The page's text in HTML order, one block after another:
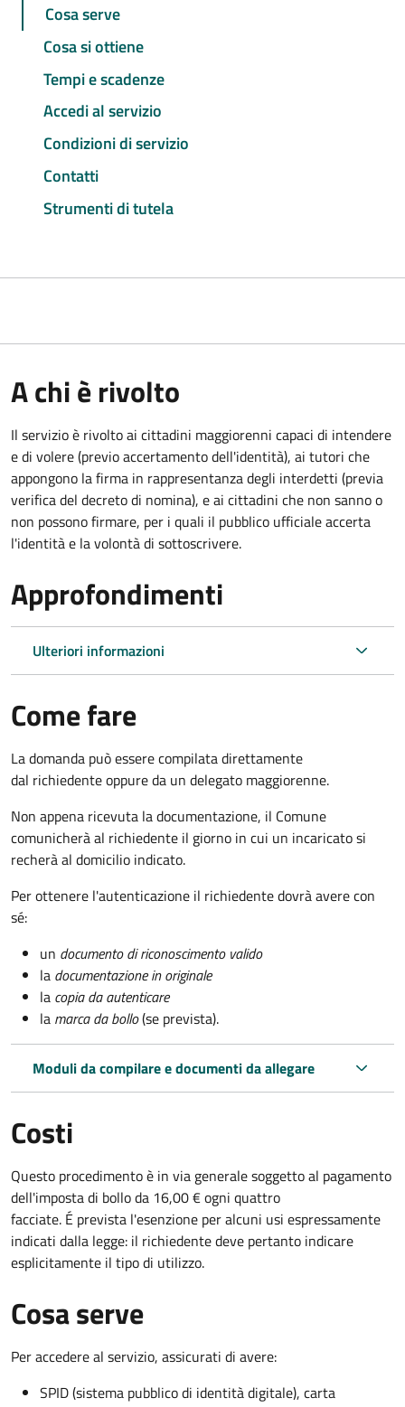
Cosa serve
Cosa si ottiene
Tempi e scadenze
Accedi al servizio
Condizioni di servizio
Contatti
Strumenti di tutela
A chi è rivolto
Il servizio è rivolto ai cittadini maggiorenni capaci di intendere
e di volere (previo accertamento dell'identità), ai tutori che
appongono la firma in rappresentanza degli interdetti (previa
verifica del decreto di nomina), e ai cittadini che non sanno o
non possono firmare, per i quali il pubblico ufficiale accerta
l'identità e la volontà di sottoscrivere.
Approfondimenti
Ulteriori informazioni
Come fare
La domanda può essere compilata direttamente
dal richiedente oppure da un delegato maggiorenne.
Non appena ricevuta la documentazione, il Comune
comunicherà al richiedente il giorno in cui un incaricato si
recherà al domicilio indicato.
Per ottenere l'autenticazione il richiedente dovrà avere con
sé:
un documento di riconoscimento valido
la documentazione in originale
la copia da autenticare
la marca da bollo(se prevista).
Moduli da compilare e documenti da allegare
Costi
Questo procedimento è in via generale soggetto al pagamento
dell'imposta di bollo da 16,00 € ogni quattro
facciate. É prevista l'esenzione per alcuni usi espressamente
indicati dalla legge: il richiedente deve pertanto indicare
esplicitamente il tipo di utilizzo.
Cosa serve
Per accedere al servizio, assicurati di avere:
SPID (sistema pubblico di identità digitale), carta